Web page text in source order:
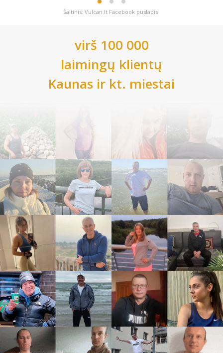
Šaltinis: Vulcan.lt Facebook puslapis
virš 100 000
laimingų klientų
Kaunas ir kt. miestai